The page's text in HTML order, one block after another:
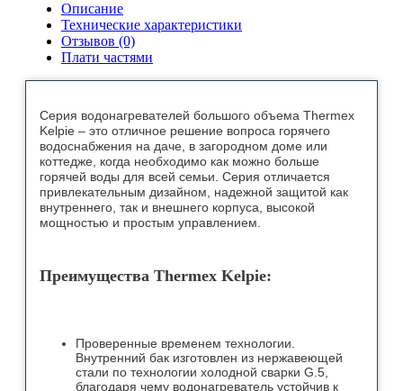
Описание
Технические характеристики
Отзывов (0)
Плати частями
Серия водонагревателей большого объема Thermex
Kelpie – это отличное решение вопроса горячего
водоснабжения на даче, в загородном доме или
коттедже, когда необходимо как можно больше
горячей воды для всей семьи. Серия отличается
привлекательным дизайном, надежной защитой как
внутреннего, так и внешнего корпуса, высокой
мощностью и простым управлением.
Преимущества Thermex Kelpie:
Проверенные временем технологии.
Внутренний бак изготовлен из нержавеющей
стали по технологии холодной сварки G.5,
благодаря чему водонагреватель устойчив к